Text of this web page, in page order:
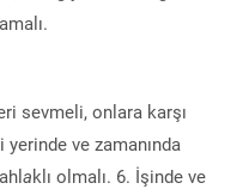
sevmeli, onlara karşı
ve zamanında
aklı olmalı. 6. İşinde ve